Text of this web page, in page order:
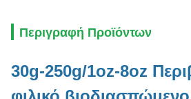
Περιγραφή Προϊόντων
30g-250g/1oz-8oz